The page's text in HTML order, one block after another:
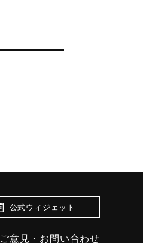
公式ウィジェット
ご意見・お問い合わせ